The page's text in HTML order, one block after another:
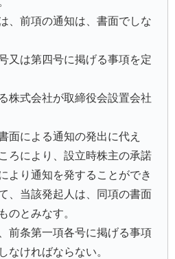
、前項の通知は、書面でしな
は第四号に掲げる事項を定
株式会社が取締役会設置会社
面による通知の発出に代え
ろにより、設立時株主の承諾
より通知を発することができ
、当該発起人は、同項の書面
のとみなす。
前条第一項各号に掲げる事項
なければならない。